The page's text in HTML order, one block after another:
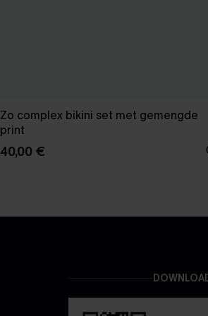
Zo complex bikini set met gemengde
print
40,00 €